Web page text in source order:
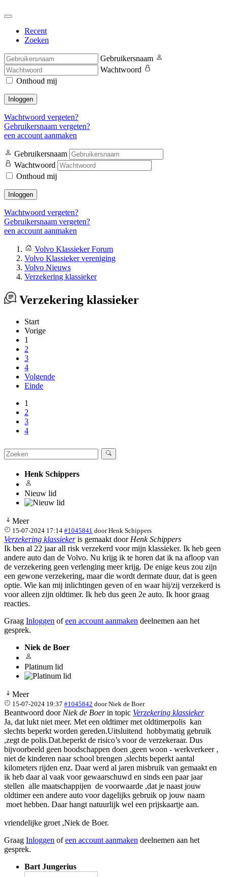
Recent
Zoeken
Gebruikersnaam
Wachtwoord
Onthoud mij
Inloggen
Wachtwoord vergeten?
Gebruikersnaam vergeten?
een account aanmaken
Gebruikersnaam
Wachtwoord
Onthoud mij
Inloggen
Wachtwoord vergeten?
Gebruikersnaam vergeten?
een account aanmaken
Volvo Klassieker Forum
Volvo Klassieker vereniging
Volvo Nieuws
Verzekering klassieker
Verzekering klassieker
Start
Vorige
1
2
3
4
Volgende
Einde
1
2
3
4
Henk Schippers
Nieuw lid
Meer
15-07-2024 17:14 #1045841 doorHenk Schippers
Verzekering klassiekeris gemaakt door Henk Schippers
Ik ben al 22 jaar all risk verzekerd voor mijn klassieker. Ik heb geen
andere auto dan de Volvo. Nu krijg ik te horen dat ik na afloop van
de verzekering geen verlenging meer krijg. De enige keus zou zijn
een gewone verzekering, maar die wordt dermate duur, dat is geen
optie. Wie kan mij inlichtingen geven of en waar hij/zij verzekerd is
voor alleen zijn oldtimer. Ik heb dus geen 2e auto. Ik hoor graag
reacties.
Graag Inloggen ofeen account aanmaken deelnemen aan het
gesprek.
Niek de Boer
Platinum lid
Meer
15-07-2024 19:37 #1045842 doorNiek de Boer
Beantwoord door Niek de Boerin topic Verzekering klassieker
Ja, dat lukt niet meer. Met een oldtimer met oldtimerpolis kan
slechts beperkt worden gereden.Uitsluitend hobbymatig gebruik
,zegt de polis.Dat.beperkt de risico’s voor de verzekeraar. Dus
bijvoorbeeld geen boodschappen doen ,geen woon - werkverkeer ,
niet de kinderen naar school brengen ,slechts beperkt aantal
kilometers rijden enz. Daar werd al jaren misbruik van gemaakt en
ik heb daar al vaak voor gewaarschuwd en sinds een paar jaar
stellen alle maatschappijen de voorwaarde ,dat je naast jouw
oldtimer een andere auto voor dagelijks gebruik op jouw naam
moet hebben. Daar hangt natuurlijk wel een prijskaartje aan.
vriendelijke groet ,Niek de Boer.
Graag Inloggen ofeen account aanmaken deelnemen aan het
gesprek.
Bart Jungerius